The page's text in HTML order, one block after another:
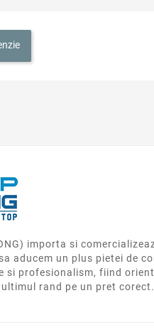
importa si
aducem un plus pietei de
profesionalism, fiind
rand pe un pret corect.